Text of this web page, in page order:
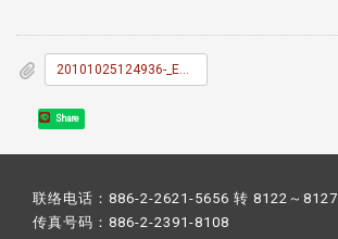
20101025124936-_E7_B3_BB_E5_8F_8B_E6_9C_83_E9_A4_90_E5_88_B8_E9_9B_BB_E5_AD_90_E5_8A_83_E6_92_A5_E5_96_AE990423.pdf
Share
联络电话：886-2-2621-5656 转 8122～8127
传真号码：886-2-2391-8108